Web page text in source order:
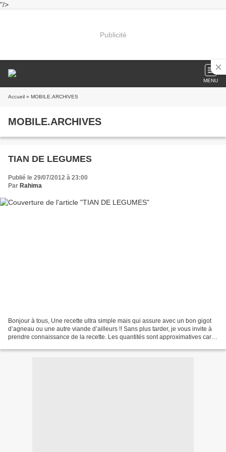
"/>
Publicité
MENU
Accueil » MOBILE.ARCHIVES
MOBILE.ARCHIVES
TIAN DE LEGUMES
Publié le 29/07/2012 à 23:00
Par Rahima
Bonjour à tous, Une recette ultra simple mais qui assure avec un bon gigot
d’agneau ou une autre viande d’ailleurs !! Sans plus tarder, je vous invite à
prendre connaissance de la recette. Les quantités sont approximatives car je